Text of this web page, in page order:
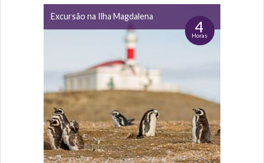
Excursão na Ilha Magdalena
4
Horas